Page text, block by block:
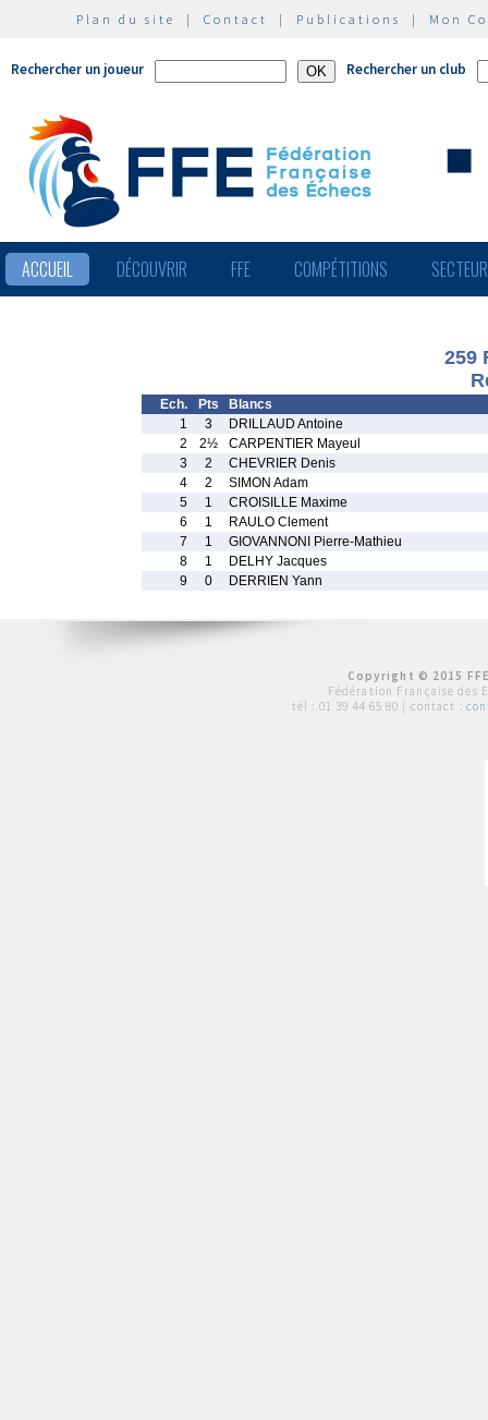
Plan du site | Contact | Publications | Mon
Rechercher un joueur Rechercher un club
ACCUEIL DÉCOUVRIR FFE COMPÉTITIONS
259
Ech. Pts
Blancs
1
3
DRILLAUD Antoine
2
2½
CARPENTIER Mayeul
3
2
CHEVRIER Denis
4
2
SIMON Adam
5
1
CROISILLE Maxime
6
1
RAULO Clement
7
1
GIOVANNONI Pierre-Mathieu
8
1
DELHY Jacques
9
0 DERRIEN Yann
Copyright © 2015
Fédération Française des
tél : 01 39 44 65 80 | contact :